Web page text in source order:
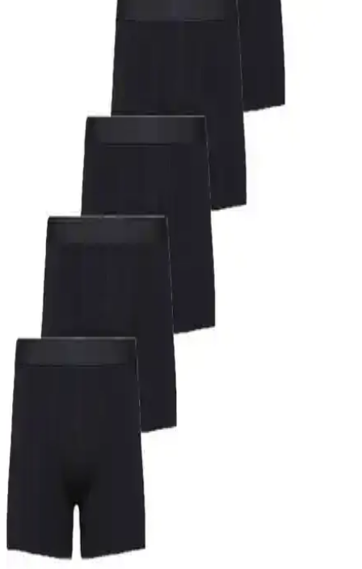
AVVA Siyah ve Lufian Rose Erkek Pamuklu Boxer
Karşılaştırması: Özellikler, Kullanıcı Yorumları ve
Performans Analizi
AVVA ve Lufian Rose erkek boxerleri, pamuk oranı ve tasarım
açısından farklılıklar gösteriyor. Konfor, dayanıklılık ve beden
uyumu gibi özellikler detaylı inceleniyor.
Mavi Akrep ve Mavi Gezegen Lacivert Boxer
Karşılaştırması: Tasarım, Malzeme ve Kullanıcı
İki popüler Mavi boxer modeli olan Akrep ve Gezegen, tasarım,
malzeme ve kullanıcı deneyimleri açısından karşılaştırıldı. Hangi
modelin ihtiyaçlarınıza daha uygun olduğunu öğrenin.
Özkan Erkek Atlet 3'lü Paket Konfor ve Kalite
Sunan Günlük İç Giyim Seçeneği
Özkan Underwear 0113 3'lü erkek atlet paketi, yüksek kalite, pamuk
içeriği ve çeşitli beden seçenekleriyle günlük kullanımda rahatlık ve
şıklık sağlar.
Gizem İç Giyim ve Tutku Elit Erkek Slip Külotları
Karşılaştırması
İki popüler erkek slip külotunu detaylı karşılaştırıyoruz. Konfor,
dayanıklılık ve fiyat açısından değerlendirilerek, ihtiyaçlara en
uygun seçimi yapmanıza yardımcı oluyoruz.
John Lion Erkek Premium Likralı Boxer Siyah 7'li
Paket Günlük Kullanım İçin Uygun
John Lion'un siyah renkli, likralı ve pamuk oranı yüksek boxerları,
rahatlık ve şıklık arayanlar için ideal. Dar kalıp ve bakım önerilerine
dikkat ederek uzun süre kullanabilirsiniz.